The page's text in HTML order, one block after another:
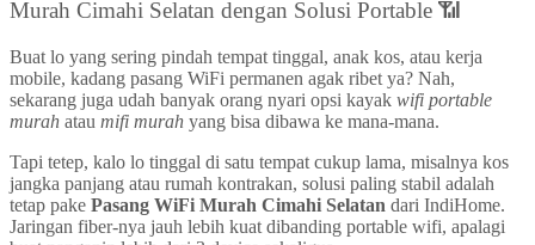
Murah Cimahi Selatan dengan Solusi Portable 📶
Buat lo yang sering pindah tempat tinggal, anak kos, atau kerja
mobile, kadang pasang WiFi permanen agak ribet ya? Nah,
sekarang juga udah banyak orang nyari opsi kayak wifi portable
murah atau mifi murah yang bisa dibawa ke mana-mana.
Tapi tetep, kalo lo tinggal di satu tempat cukup lama, misalnya kos
jangka panjang atau rumah kontrakan, solusi paling stabil adalah
tetap pake Pasang WiFi Murah Cimahi Selatan dari IndiHome.
Jaringan fiber-nya jauh lebih kuat dibanding portable wifi, apalagi